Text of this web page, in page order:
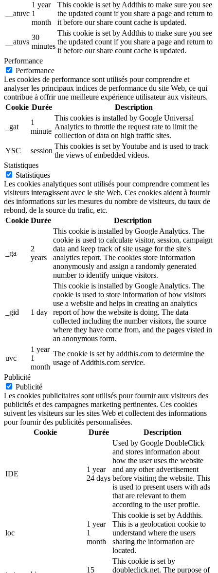
__atuvc
1 year
1
month
This cookie is set by Addthis to make sure you see
the updated count if you share a page and return to
it before our share count cache is updated.
__atuvs
30
minutes
This cookie is set by Addthis to make sure you see
the updated count if you share a page and return to
it before our share count cache is updated.
Performance
Performance
Les cookies de performance sont utilisés pour comprendre et
analyser les principaux indices de performance du site Web, ce qui
contribue à offrir une meilleure expérience utilisateur aux visiteurs.
Cookie Durée Description
_gat
1
minute
This cookies is installed by Google Universal
Analytics to throttle the request rate to limit the
colllection of data on high traffic sites.
YSC
session
This cookies is set by Youtube and is used to track
the views of embedded videos.
Statistiques
Statistiques
Les cookies analytiques sont utilisés pour comprendre comment les
visiteurs interagissent avec le site Web. Ces cookies aident à fournir
des informations sur les mesures du nombre de visiteurs, du taux de
rebond, de la source du trafic, etc.
Cookie Durée Description
_ga
2
years
This cookie is installed by Google Analytics. The
cookie is used to calculate visitor, session, campaign
data and keep track of site usage for the site's
analytics report. The cookies store information
anonymously and assign a randomly generated
number to identify unique visitors.
_gid 1 day
This cookie is installed by Google Analytics. The
cookie is used to store information of how visitors
use a website and helps in creating an analytics
report of how the website is doing. The data
collected including the number visitors, the source
where they have come from, and the pages visted in
an anonymous form.
uvc
1 year
1
month
The cookie is set by addthis.com to determine the
usage of Addthis.com service.
Publicité
Publicité
Les cookies publicitaires sont utilisés pour fournir aux visiteurs des
publicités et des campagnes marketing pertinentes. Ces cookies
suivent les visiteurs sur les sites Web et collectent des informations
pour fournir des publicités personnalisées.
Cookie
Durée Description
IDE
1 year
24 days
Used by Google DoubleClick
and stores information about
how the user uses the website
and any other advertisement
before visiting the website. This
is used to present users with ads
that are relevant to them
according to the user profile.
loc
1 year
1
month
This cookie is set by Addthis.
This is a geolocation cookie to
understand where the users
sharing the information are
located.
15
This cookie is set by
doubleclick.net. The purpose of